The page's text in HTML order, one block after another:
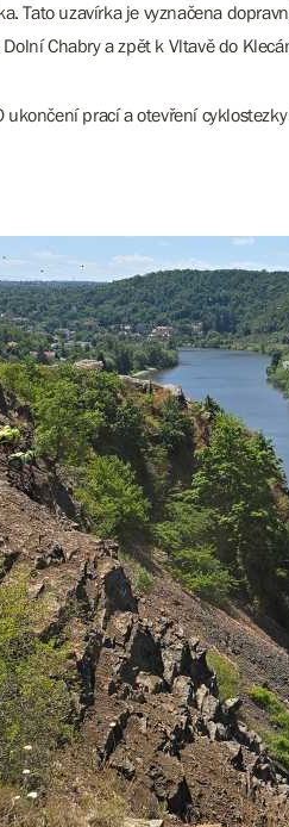
Tato uzavírka je vyznačena
Chabry a zpět k Vltavě do
prací a otevření